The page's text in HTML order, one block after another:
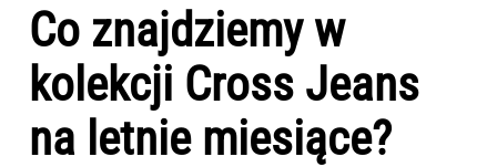
Co znajdziemy w
kolekcji Cross Jeans
na letnie miesiące?